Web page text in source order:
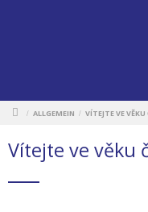
/ ALLGEMEIN / VÍTEJTE VE VĚKU
Vítejte ve věku